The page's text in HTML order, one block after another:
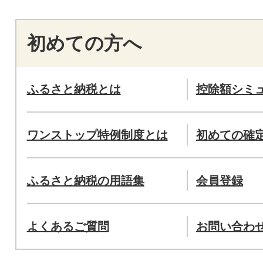
初めての方へ
ふるさと納税とは 控除額シミ
ワンストップ特例制度とは 初めての確
ふるさと納税の用語集 会員登録
よくあるご質問 お問い合わ